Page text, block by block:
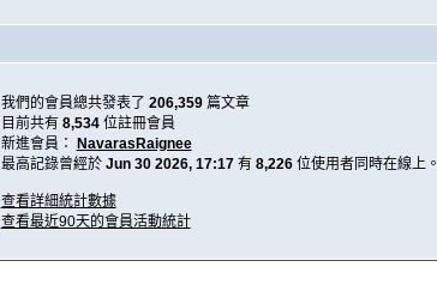
我們的會員總共發表了 206,359篇文章
目前共有 8,534位註冊會員
新進會員： NavarasRaignee
最高記錄曾經於 Jun 30 2026, 17:17 有 8,226位使用者同時在線上。
查看詳細統計數據
查看最近90天的會員活動統計